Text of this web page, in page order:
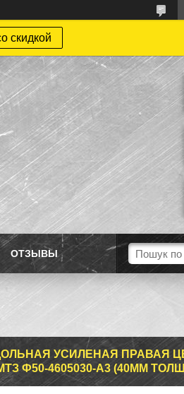
скидкой
ОТЗЫВЫ
УСИЛЕНАЯ ПРАВАЯ
Ф50-4605030-А3 (40ММ